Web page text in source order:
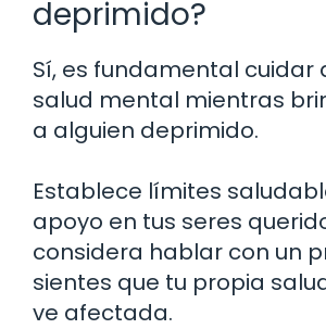
deprimido?
Sí, es fundamental cuidar
salud mental mientras
a alguien deprimido.
Establece límites
apoyo en tus seres
considera hablar con un
sientes que tu propia
ve afectada.